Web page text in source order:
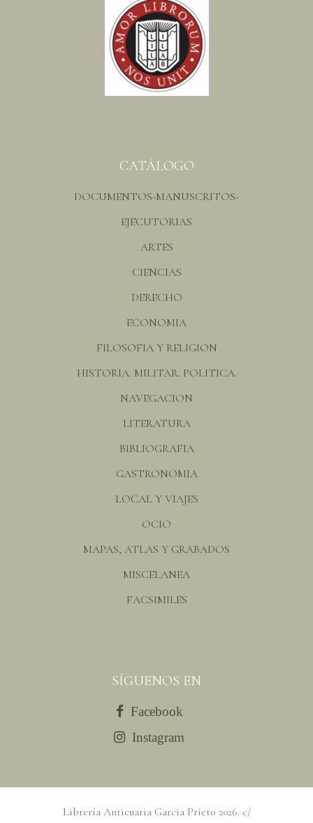
CATÁLOGO
DOCUMENTOS-MANUSCRITOS-
EJECUTORIAS
ARTES
CIENCIAS
DERECHO
ECONOMIA
FILOSOFIA Y RELIGION
HISTORIA. MILITAR. POLITICA.
NAVEGACION
LITERATURA
BIBLIOGRAFIA
GASTRONOMIA
LOCAL Y VIAJES
OCIO
MAPAS, ATLAS Y GRABADOS
MISCELANEA
FACSIMILES
SÍGUENOS EN
Facebook
Instagram
Librería Anticuaria Garcia Prieto 2026. c/